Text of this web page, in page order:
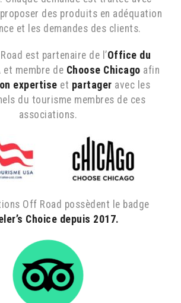
des produits en adéquation
et les demandes des clients.
est partenaire de l’Office du
et membre de Choose Chicago afin
expertise et partager avec les
du tourisme membres de ces
associations.
Off Road possèdent le badge
Choice depuis 2017.